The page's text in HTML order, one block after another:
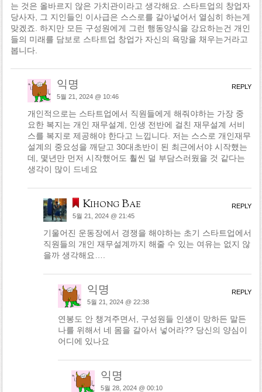
는 것은 올바르지 않은 가치관이라고 생각해요. 스타트업의 창업자
당사자, 그 지인들인 이사급은 스스로를 갈아넣어서 열심히 하는게
맞겠죠. 하지만 모든 구성원에게 그런 행동양식을 강요하는건 개인
들의 미래를 담보로 스타트업 창업가 자신의 욕망을 채우는거라고
봅니다.
익명
5월 21, 2024 @ 10:46
개인적으로는 스타트업에서 직원들에게 해줘야하는 가장 중
요한 복지는 개인 재무설계, 인생 전반에 걸친 재무설계 서비
스를 복지로 제공해야 한다고 느낍니다. 저는 스스로 개인재무
설계의 중요성을 깨닫고 30대초반이 된 최근에서야 시작했는
데, 몇년만 먼저 시작했어도 훨씬 덜 부담스러웠을 것 같다는
생각이 많이 드네요
REPLY
Kihong Bae
5월 21, 2024 @ 21:45
기울어진 운동장에서 경쟁을 해야하는 초기 스타트업에서
직원들의 개인 재무설계까지 해줄 수 있는 여유는 없지 않
을까 생각해요….
REPLY
익명
5월 21, 2024 @ 22:38
연봉도 안 챙겨주면서, 구성원들 인생이 망하든 말든
나를 위해서 네 몸을 갈아서 넣어라?? 당신의 양심이
어디에 있나요
REPLY
익명
5월 28, 2024 @ 00:10